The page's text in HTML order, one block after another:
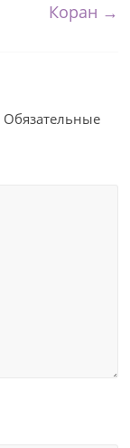
Коран →
Обязательные